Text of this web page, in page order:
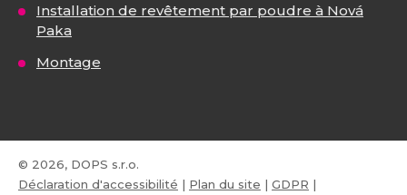
Installation de revêtement par poudre à Nová
Paka
Montage
© 2026, DOPS s.r.o.
Déclaration d'accessibilité | Plan du site | GDPR |